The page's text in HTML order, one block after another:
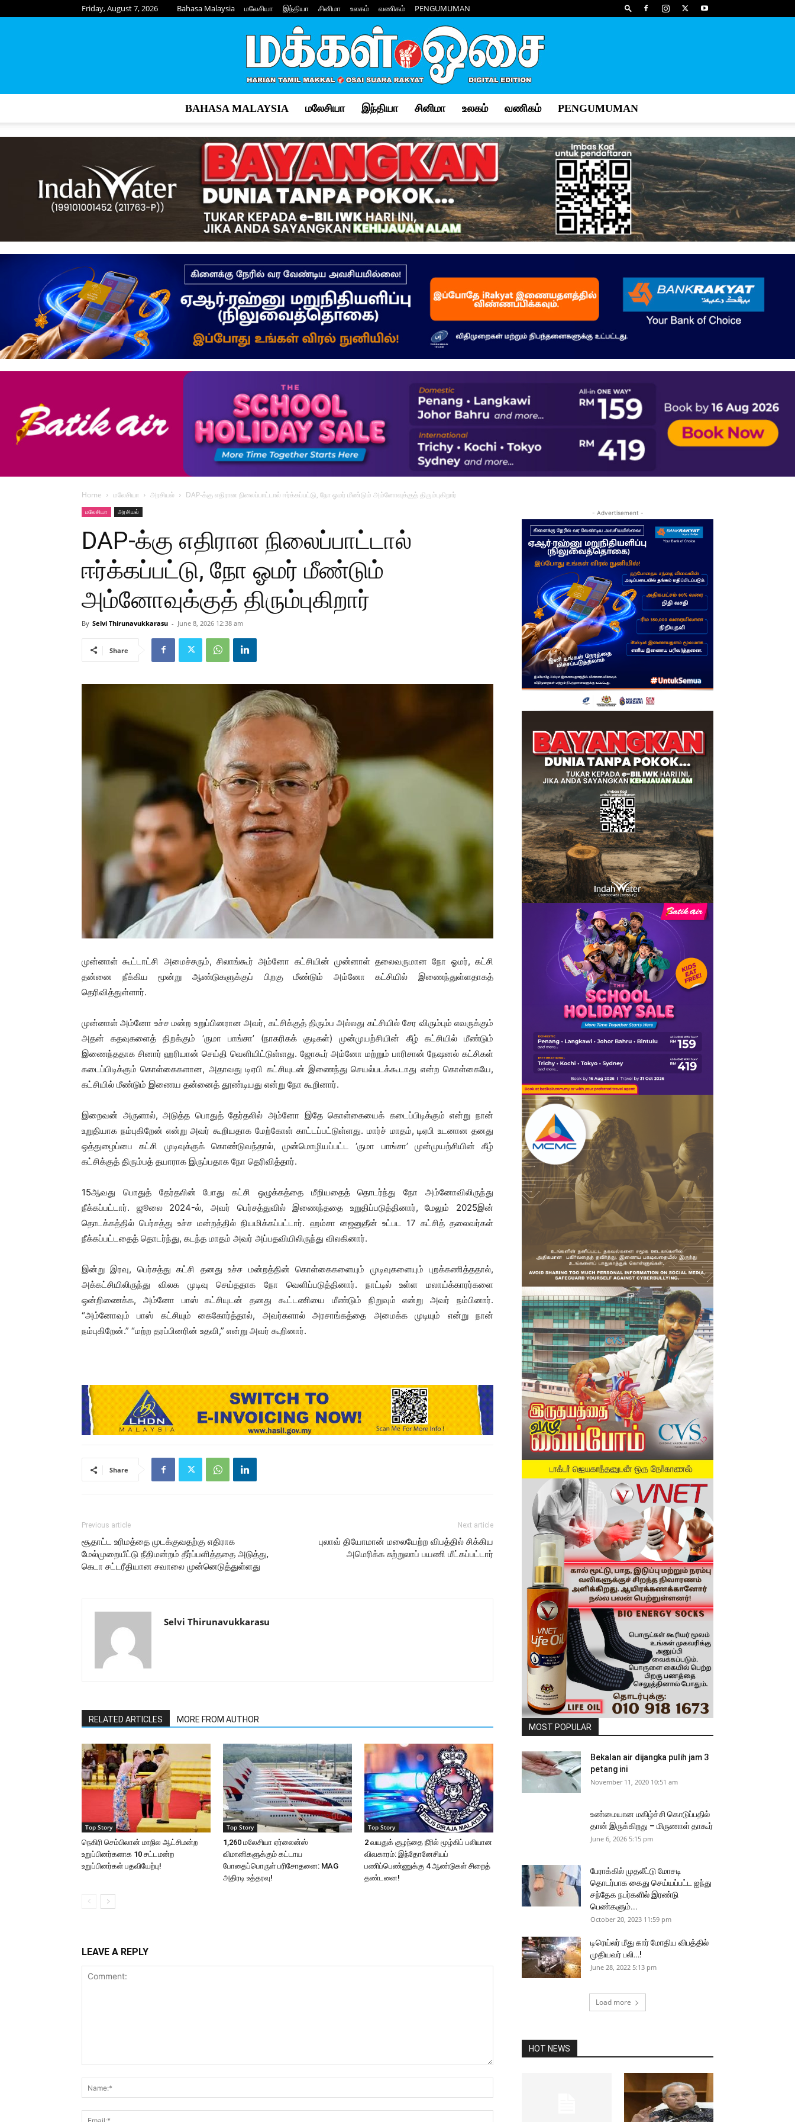
Friday, August 7, 2026 Bahasa Malaysia மலேசியா இந்தியா சினிமா உலகம் வணிகம் PENGUMUMAN
Osai
–
மக்கள்
BAHASA MALAYSIA மலேசியா இந்தியா சினிமா உலகம் வணிகம் PENGUMUMAN
Home மலேசியா அரசியல் DAP-க்கு எதிரான நிலைப்பாட்டால் ஈர்க்கப்பட்டு, நோ ஓமர் மீண்டும் அம்னோவுக்குத் திரும்புகிறார்
மலேசியா அரசியல்
DAP-க்கு எதிரான நிலைப்பாட்டால்
ஈர்க்கப்பட்டு, நோ ஓமர் மீண்டும்
அம்னோவுக்குத் திரும்புகிறார்
By Selvi Thirunavukkarasu - June 8, 2026 12:38 am
Share
முன்னாள் கூட்டாட்சி அமைச்சரும், சிலாங்கூர் அம்னோ கட்சியின் முன்னாள் தலைவருமான நோ ஓமர், கட்சி
தன்னை நீக்கிய மூன்று ஆண்டுகளுக்குப் பிறகு மீண்டும் அம்னோ கட்சியில் இணைந்துள்ளதாகத்
தெரிவித்துள்ளார்.
முன்னாள் அம்னோ உச்ச மன்ற உறுப்பினரான அவர், கட்சிக்குத் திரும்ப அல்லது கட்சியில் சேர விரும்பும் எவருக்கும்
அதன் கதவுகளைத் திறக்கும் ‘ருமா பாங்சா’ (நாகரிகக் குடிகள்) முன்முயற்சியின் கீழ் கட்சியில் மீண்டும்
இணைந்ததாக சினார் ஹரியான் செய்தி வெளியிட்டுள்ளது. ஜோகூர் அம்னோ மற்றும் பாரிசான் நேஷனல் கட்சிகள்
கடைப்பிடிக்கும் கொள்கைகளான, அதாவது டிஏபி கட்சியுடன் இணைந்து செயல்படக்கூடாது என்ற கொள்கையே,
கட்சியில் மீண்டும் இணைய தன்னைத் தூண்டியது என்று நோ கூறினார்.
இறைவன் அருளால், அடுத்த பொதுத் தேர்தலில் அம்னோ இதே கொள்கையைக் கடைப்பிடிக்கும் என்று நான்
உறுதியாக நம்புகிறேன் என்று அவர் கூறியதாக மேற்கோள் காட்டப்பட்டுள்ளது. மார்ச் மாதம், டிஏபி உடனான தனது
ஒத்துழைப்பை கட்சி முடிவுக்குக் கொண்டுவந்தால், முன்மொழியப்பட்ட ‘ருமா பாங்சா’ முன்முயற்சியின் கீழ்
கட்சிக்குத் திரும்பத் தயாராக இருப்பதாக நோ தெரிவித்தார்.
15ஆவது பொதுத் தேர்தலின் போது கட்சி ஒழுக்கத்தை மீறியதைத் தொடர்ந்து நோ அம்னோவிலிருந்து
நீக்கப்பட்டார். ஜூலை 2024-ல், அவர் பெர்சத்துவில் இணைந்ததை உறுதிப்படுத்தினார், மேலும் 2025இன்
தொடக்கத்தில் பெர்சத்து உச்ச மன்றத்தில் நியமிக்கப்பட்டார். ஹம்சா ஜைனுதீன் உட்பட 17 கட்சித் தலைவர்கள்
நீக்கப்பட்டதைத் தொடர்ந்து, கடந்த மாதம் அவர் அப்பதவியிலிருந்து விலகினார்.
இன்று இரவு, பெர்சத்து கட்சி தனது உச்ச மன்றத்தின் கொள்கைகளையும் முடிவுகளையும் புறக்கணித்ததால்,
அக்கட்சியிலிருந்து விலக முடிவு செய்ததாக நோ வெளிப்படுத்தினார். நாட்டில் உள்ள மலாய்க்காரர்களை
ஒன்றிணைக்க, அம்னோ பாஸ் கட்சியுடன் தனது கூட்டணியை மீண்டும் நிறுவும் என்று அவர் நம்பினார்.
“அம்னோவும் பாஸ் கட்சியும் கைகோர்த்தால், அவர்களால் அரசாங்கத்தை அமைக்க முடியும் என்று நான்
நம்புகிறேன்.” “மற்ற தரப்பினரின் உதவி,” என்று அவர் கூறினார்.
Share
Previous article
சூதாட்ட உரிமத்தை முடக்குவதற்கு எதிராக
மேல்முறையீட்டு நீதிமன்றம் தீர்ப்பளித்ததை அடுத்து,
கெடா சட்டரீதியான சவாலை முன்னெடுத்துள்ளது
Next article
புலாவ் தியோமான் மலையேற்ற விபத்தில் சிக்கிய
அமெரிக்க சுற்றுலாப் பயணி மீட்கப்பட்டார்
Selvi Thirunavukkarasu
RELATED ARTICLES MORE FROM AUTHOR
Top Story
நெகிரி செம்பிலான் மாநில ஆட்சிமன்ற
உறுப்பினர்களாக 10 சட்டமன்ற
உறுப்பினர்கள் பதவியேற்பு!
Top Story
1,260 மலேசியா ஏர்லைன்ஸ்
விமானிகளுக்கும் கட்டாய
போதைப்பொருள் பரிசோதனை: MAG
அதிரடி உத்தரவு!
Top Story
2 வயதுக் குழந்தை நீரில் மூழ்கிப் பலியான
விவகாரம்: இந்தோனேசியப்
பணிப்பெண்ணுக்கு 4 ஆண்டுகள் சிறைத்
தண்டனை!
LEAVE A REPLY
- Advertisement -
MOST POPULAR
Bekalan air dijangka pulih jam 3
petang ini
November 11, 2020 10:51 am
உண்மையான மகிழ்ச்சி கொடுப்பதில்
தான் இருக்கிறது – மிருணாள் தாகூர்
June 6, 2026 5:15 pm
பேராக்கில் முதலீட்டு மோசடி
தொடர்பாக கைது செய்யப்பட்ட ஐந்து
சந்தேக நபர்களில் இரண்டு
பெண்களும்...
October 20, 2023 11:59 pm
டிரெய்லர் மீது கார் மோதிய விபத்தில்
முதியவர் பலி…!
June 28, 2022 5:13 pm
Load more
HOT NEWS